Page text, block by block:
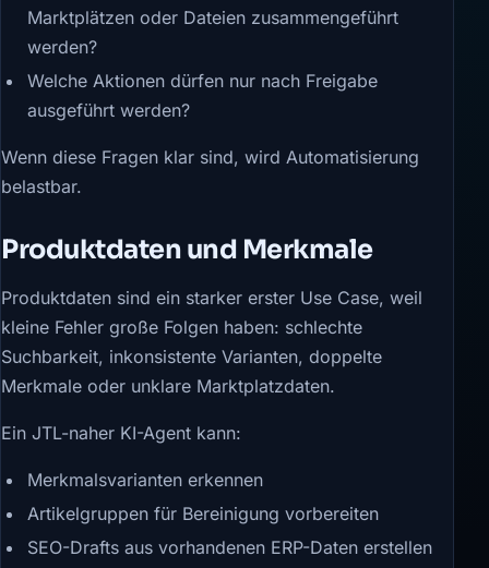
Marktplätzen oder Dateien zusammengeführt
werden?
Welche Aktionen dürfen nur nach Freigabe
ausgeführt werden?
Wenn diese Fragen klar sind, wird Automatisierung
belastbar.
Produktdaten und Merkmale
Produktdaten sind ein starker erster Use Case, weil
kleine Fehler große Folgen haben: schlechte
Suchbarkeit, inkonsistente Varianten, doppelte
Merkmale oder unklare Marktplatzdaten.
Ein JTL-naher KI-Agent kann:
Merkmalsvarianten erkennen
Artikelgruppen für Bereinigung vorbereiten
SEO-Drafts aus vorhandenen ERP-Daten erstellen